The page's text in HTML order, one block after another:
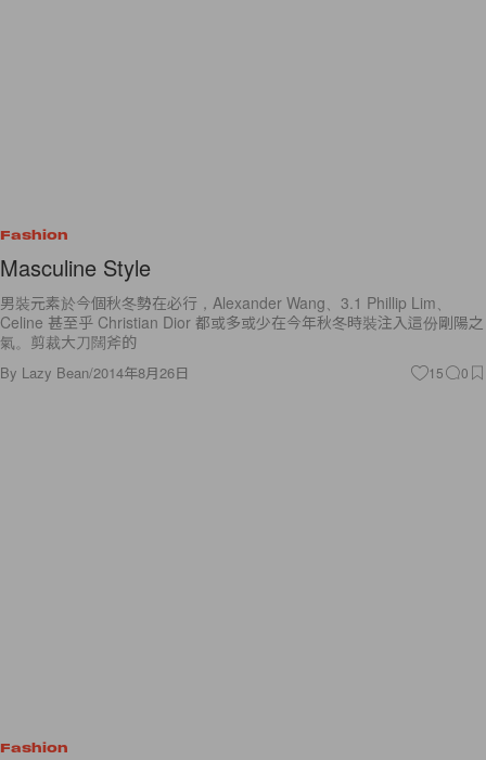
Fashion
Masculine Style
男裝元素於今個秋冬勢在必行，Alexander Wang、3.1 Phillip Lim、
Celine 甚至乎 Christian Dior 都或多或少在今年秋冬時裝注入這份剛陽之
氣。剪裁大刀闊斧的
By Lazy Bean/2014年8月26日 15 0
Fashion